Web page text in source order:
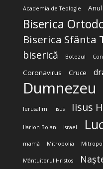
Academia de Teologie
Biserica
Biserica Sfânta
biserică Botezul
Coronavirus
Cruce
Dumnezeu
Ierusalim Iisus Iisus
Ilarion Boian Israel
mamă Mitropolia
Mântuitorul Hristos